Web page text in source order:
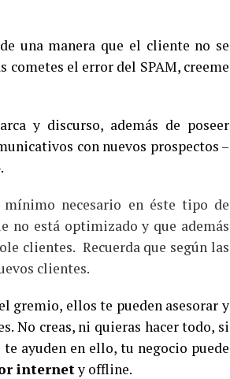
una manera que el cliente no se
el error del SPAM, creeme
y discurso, además de poseer
con nuevos prospectos –
necesario en éste tipo de
no está optimizado y que además
clientes. Recuerda que según las
clientes.
gremio, ellos te pueden asesorar y
No creas, ni quieras hacer todo, si
ayuden en ello, tu negocio puede
internety offline.